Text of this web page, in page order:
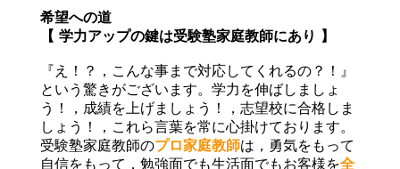
希望への道
【 学力アップの鍵は受験塾家庭教師にあり 】
『え！？，こんな事まで対応してくれるの？！』
という驚きがございます。学力を伸ばしましょ
う！，成績を上げましょう！，志望校に合格しま
しょう！，これら言葉を常に心掛けております。
受験塾家庭教師のプロ家庭教師は，勇気をもって
自信をもって，勉強面でも生活面でもお客様を全